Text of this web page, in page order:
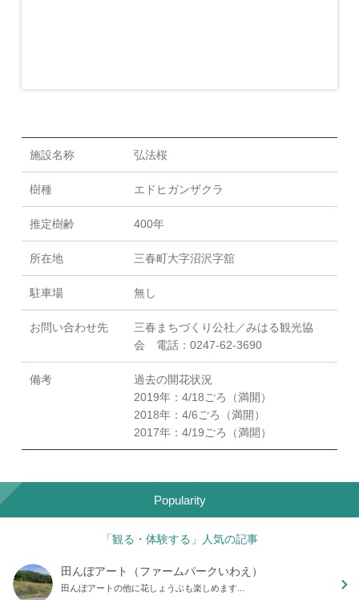
施設名称 弘法桜
樹種 エドヒガンザクラ
推定樹齢 400年
所在地 三春町大字沼沢字舘
駐車場 無し
お問い合わせ先
三春まちづくり公社／みはる観光協
会 電話：0247-62-3690
備考
過去の開花状況
2019年：4/18ごろ（満開）
2018年：4/6ごろ（満開）
2017年：4/19ごろ（満開）
Popularity
「観る・体験する」人気の記事
田んぼアート（ファームパークいわえ）
田んぼアートの他に花しょうぶも楽しめます...